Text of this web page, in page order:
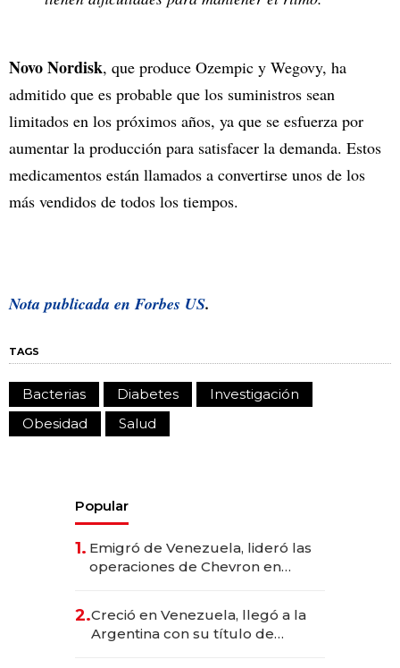
Novo Nordisk, que produce Ozempic y Wegovy, ha
admitido que es probable que los suministros sean
limitados en los próximos años, ya que se esfuerza por
aumentar la producción para satisfacer la demanda. Estos
medicamentos están llamados a convertirse unos de los
más vendidos de todos los tiempos.
Nota publicada en Forbes US.
TAGS
Bacterias Diabetes
Investigación
Obesidad
Salud
Popular
1. Emigró de Venezuela, lideró las
operaciones de Chevron en
2.Creció en Venezuela, llegó a la
Argentina con su título de